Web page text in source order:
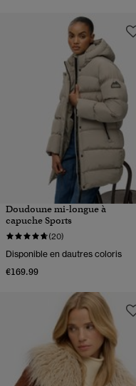
Doudoune mi-longue à
capuche Sports
(20)
Disponible en dautres coloris
€169.99